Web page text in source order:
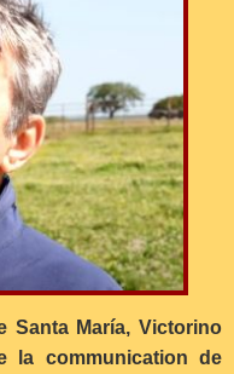
Santa María, Victorino
la communication de